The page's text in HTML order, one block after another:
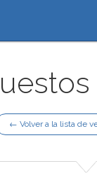
← Volver a la lista de